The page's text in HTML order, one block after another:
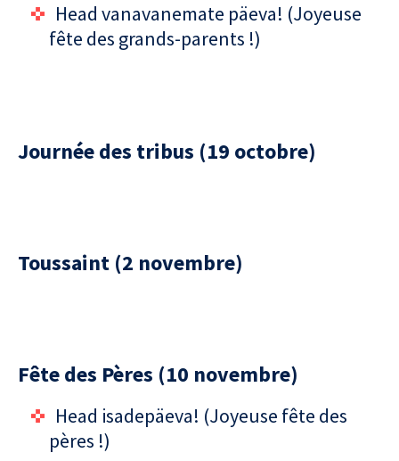
Head vanavanemate päeva! (Joyeuse
fête des grands-parents !)
Journée des tribus (19 octobre)
Toussaint (2 novembre)
Fête des Pères (10 novembre)
Head isadepäeva! (Joyeuse fête des
pères !)